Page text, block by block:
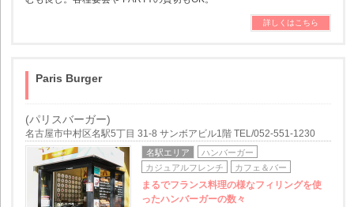
詳しくはこちら
Paris Burger
(パリスバーガー)
名古屋市中村区名駅5丁目 31-8 サンボアビル1階 TEL/052-551-1230
名駅エリア
ハンバーガー
カジュアルフレンチ
カフェ＆バー
まるでフランス料理の様なフィリングを使
ったハンバーガーの数々